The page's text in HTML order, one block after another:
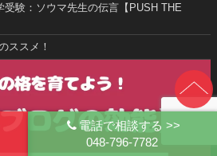
電話で相談する >>
048-796-7782
受験：ソウマ先生の伝言【PUSH THE
ススメ！